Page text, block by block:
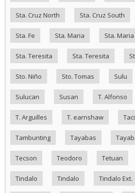
Sta. Cruz North Sta. Cruz South
Sta. Fe Sta. Maria Sta. Maria
Sta. Teresita Sta. Teresita
Sto. Niño Sto. Tomas Sulu
Sulucan Susan T. Alfonso
T. Arguilles T. earnshaw
Tambunting Tayabas
Tecson Teodoro Tetuan
Tindalo Tindalo Tindalo Ext.